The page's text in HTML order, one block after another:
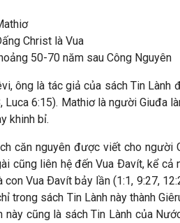
là Vua
50-70 năm sau Công Nguyên
ông là tác giả của sách Tin
Luca 6:15). Mathiơ là người Giuđa
khinh bỉ.
căn nguyên được viết cho
cũng liên hệ đến Vua Ðavít, kể
Vua Ðavít bảy lần (1:1, 9:27,
trong sách Tin Lành này thành
này cũng là sách Tin Lành của